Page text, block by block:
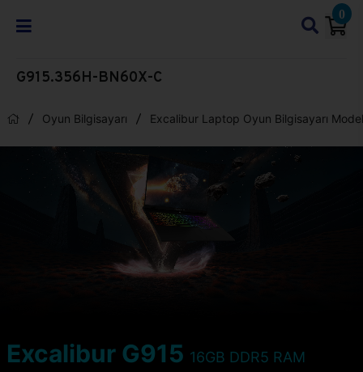
0
G915.356H-BN60X-C
Oyun Bilgisayarı Excalibur Laptop Oyun Bilgisayarı
Excalibur G915 16GB DDR5 RAM